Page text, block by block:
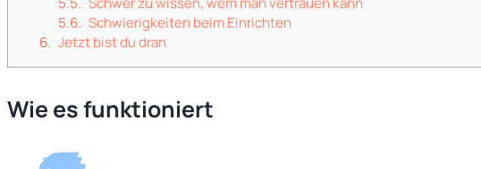
Schwierigkeiten beim Einrichten
Jetzt bist du dran
Wie es funktioniert